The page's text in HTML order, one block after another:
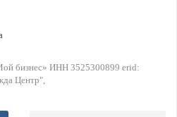
бизнес» ИНН 3525300899 erid:
Центр"